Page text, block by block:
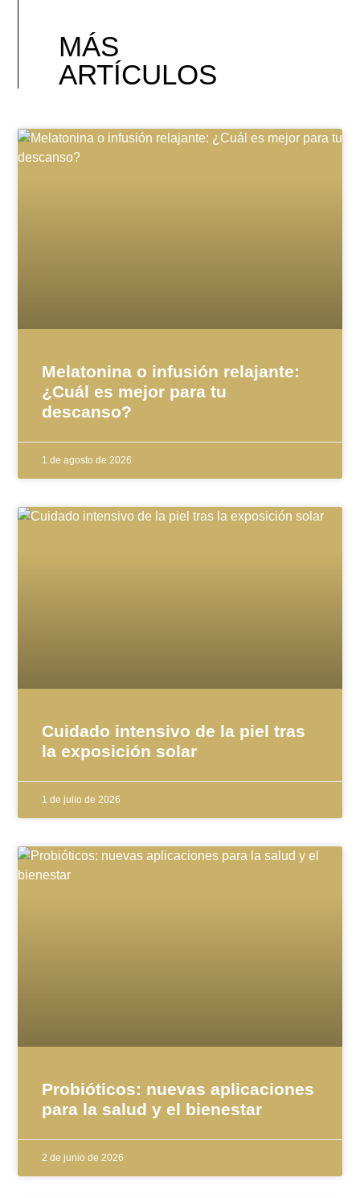
MÁS
ARTÍCULOS
Melatonina o infusión relajante:
¿Cuál es mejor para tu
descanso?
1 de agosto de 2026
Cuidado intensivo de la piel tras
la exposición solar
1 de julio de 2026
Probióticos: nuevas aplicaciones
para la salud y el bienestar
2 de junio de 2026